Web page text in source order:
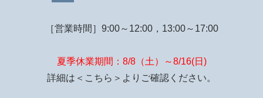
［営業時間］9:00～12:00，13:00～17:00
夏季休業期間：8/8（土）～8/16(日)
詳細は ＜こちら＞ よりご確認ください。